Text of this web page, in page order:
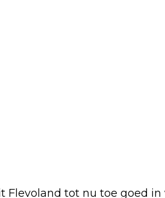
Flevoland tot nu toe goed in